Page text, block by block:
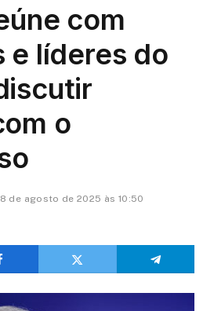
com
e líderes do
o
de agosto de 2025 às 10:50